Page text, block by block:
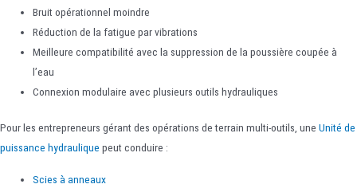
Bruit opérationnel moindre
Réduction de la fatigue par vibrations
Meilleure compatibilité avec la suppression de la poussière coupée à
l’eau
Connexion modulaire avec plusieurs outils hydrauliques
Pour les entrepreneurs gérant des opérations de terrain multi-outils, une Unité de
puissance hydraulique peut conduire :
Scies à anneaux